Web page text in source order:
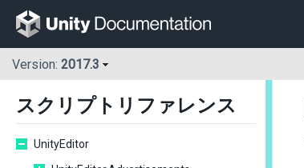
Version: 2017.3
スクリプトリファレンス
UnityEditor